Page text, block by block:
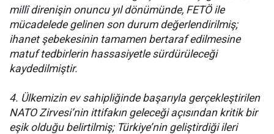
millî direnişin onuncu yıl dönümünde, FETÖ ile
mücadelede gelinen son durum değerlendirilmiş;
ihanet şebekesinin tamamen bertaraf edilmesine
matuf tedbirlerin hassasiyetle sürdürüleceği
kaydedilmiştir.
4. Ülkemizin ev sahipliğinde başarıyla gerçekleştirilen
NATO Zirvesi’nin ittifakın geleceği açısından kritik bir
eşik olduğu belirtilmiş; Türkiye’nin geliştirdiği ileri